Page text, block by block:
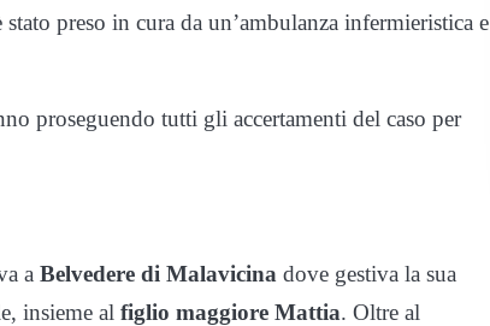
preso in cura da un’ambulanza infermieristica e
proseguendo tutti gli accertamenti del caso per
a Belvedere di Malavicina dove gestiva la sua
insieme al figlio maggiore Mattia. Oltre al